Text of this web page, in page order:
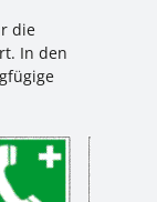
die
In den